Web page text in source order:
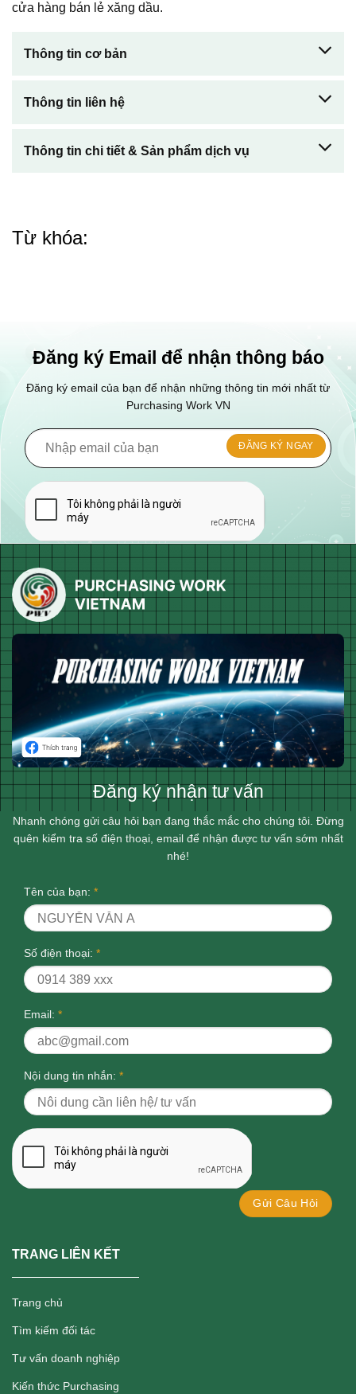
cửa hàng bán lẻ xăng dầu.
Thông tin cơ bản
Thông tin liên hệ
Thông tin chi tiết & Sản phẩm dịch vụ
Từ khóa:
Đăng ký Email để nhận thông báo
Đăng ký email của bạn để nhận những thông tin mới nhất từ
Purchasing Work VN
Đăng ký nhận tư vấn
Nhanh chóng gửi câu hỏi bạn đang thắc mắc cho chúng tôi. Đừng
quên kiểm tra số điện thoại, email để nhận được tư vấn sớm nhất
nhé!
Tên của bạn: *
Số điện thoại: *
Email: *
Nội dung tin nhắn: *
TRANG LIÊN KẾT
Trang chủ
Tìm kiếm đối tác
Tư vấn doanh nghiệp
Kiến thức Purchasing